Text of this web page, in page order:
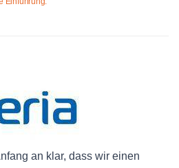
an klar, dass wir einen